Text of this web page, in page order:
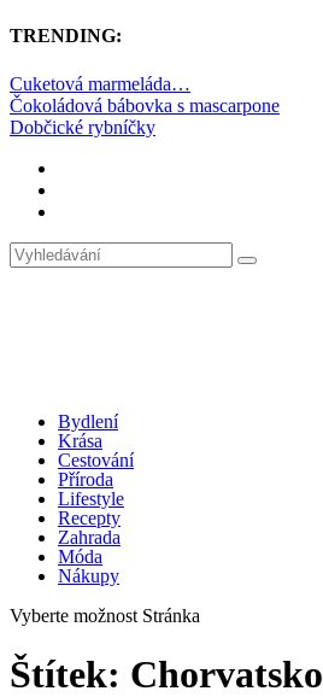
TRENDING:
Cuketová marmeláda…
Čokoládová bábovka s mascarpone
Dobčické rybníčky
Bydlení
Krása
Cestování
Příroda
Lifestyle
Recepty
Zahrada
Móda
Nákupy
Vyberte možnost Stránka
Štítek: Chorvatsko